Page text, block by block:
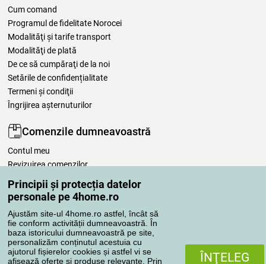
Principii și protecția datelor
personale pe 4home.ro
Ajustăm site-ul 4home.ro astfel, încât să
fie conform activității dumneavoastră. În
baza istoricului dumneavoastră pe site,
personalizăm conținutul acestuia cu
ajutorul fișierelor cookies și astfel vi se
afisează oferte si produse relevante. Prin
ÎNŢELEG
Cum comand
Programul de fidelitate Norocei
Modalităţi şi tarife transport
Modalităţi de plată
De ce să cumpăraţi de la noi
Setările de confidențialitate
Termeni şi condiţii
Îngrijirea așternuturilor
Comenzile dumneavoastră
Contul meu
Revizuirea comenzilor
Reclamaţii
Retragere de la contract
Regulile de procesare a recenziilor
Metode de transport